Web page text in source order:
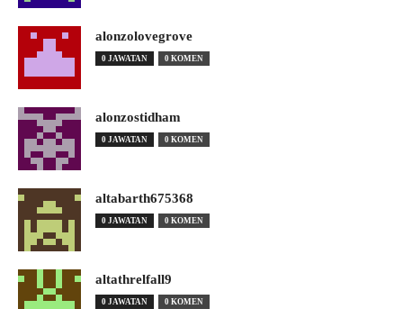
alonzolovegrove
0 JAWATAN 0 KOMEN
alonzostidham
0 JAWATAN 0 KOMEN
altabarth675368
0 JAWATAN 0 KOMEN
altathrelfall9
0 JAWATAN 0 KOMEN